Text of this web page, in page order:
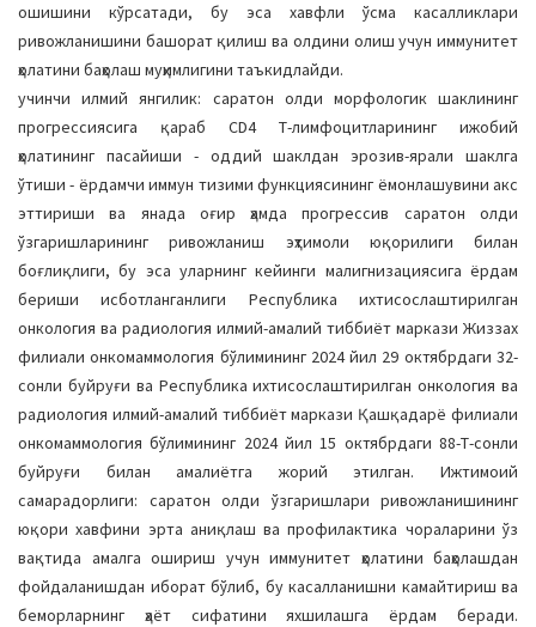
ошишини кўрсатади, бу эса хавфли ўсма касалликлари
ривожланишини башорат қилиш ва олдини олиш учун иммунитет
ҳолатини баҳолаш муҳимлигини таъкидлайди.
учинчи илмий янгилик: саратон олди морфологик шаклининг
прогрессиясига қараб CD4 Т-лимфоцитларининг ижобий
ҳолатининг пасайиши - оддий шаклдан эрозив-ярали шаклга
ўтиши - ёрдамчи иммун тизими функциясининг ёмонлашувини акс
эттириши ва янада оғир ҳамда прогрессив саратон олди
ўзгаришларининг ривожланиш эҳтимоли юқорилиги билан
боғлиқлиги, бу эса уларнинг кейинги малигнизациясига ёрдам
бериши исботланганлиги Республика ихтисослаштирилган
онкология ва радиология илмий-амалий тиббиёт маркази Жиззах
филиали онкомаммология бўлимининг 2024 йил 29 октябрдаги 32-
сонли буйруғи ва Республика ихтисослаштирилган онкология ва
радиология илмий-амалий тиббиёт маркази Қашқадарё филиали
онкомаммология бўлимининг 2024 йил 15 октябрдаги 88-Т-сонли
буйруғи билан амалиётга жорий этилган. Ижтимоий
самарадорлиги: саратон олди ўзгаришлари ривожланишининг
юқори хавфини эрта аниқлаш ва профилактика чораларини ўз
вақтида амалга ошириш учун иммунитет ҳолатини баҳолашдан
фойдаланишдан иборат бўлиб, бу касалланишни камайтириш ва
беморларнинг ҳаёт сифатини яхшилашга ёрдам беради.